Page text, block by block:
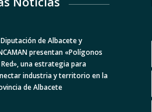
de Albacete y
presentan «Polígonos
una estrategia para
industria y territorio en la
de Albacete